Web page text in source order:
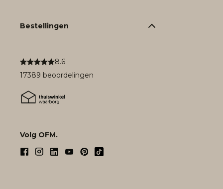
8.6
17389 beoordelingen
Volg OFM.
Bestellingen